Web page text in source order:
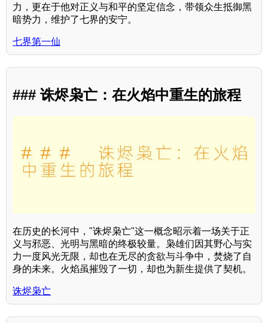
力，更在于他对正义与和平的坚定信念，带领众生抵御黑
暗势力，维护了七界的安宁。
七界第一仙
### 诛烬枭亡：在火焰中重生的旅程
在历史的长河中，"诛烬枭亡"这一概念昭示着一场关于正
义与邪恶、光明与黑暗的终极较量。枭雄们因其野心与实
力一度风光无限，却也在无尽的贪欲与斗争中，焚烧了自
身的未来。火焰虽摧毁了一切，却也为新生提供了契机。
诛烬枭亡